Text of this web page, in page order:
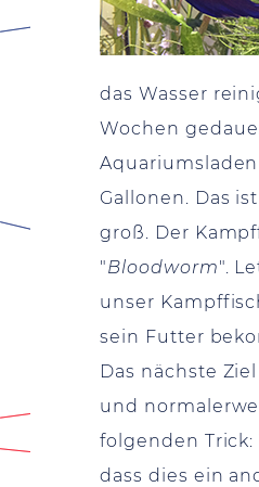
das Wasser
Wochen
Gallonen. Das
groß. Der
"Bloodworm".
unser
sein Futter
Das nächste
und
folgenden
dass dies ein